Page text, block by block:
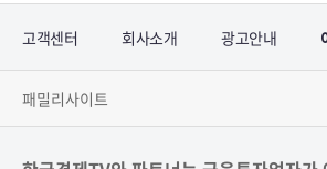
고객센터 회사소개 광고안내
패밀리사이트